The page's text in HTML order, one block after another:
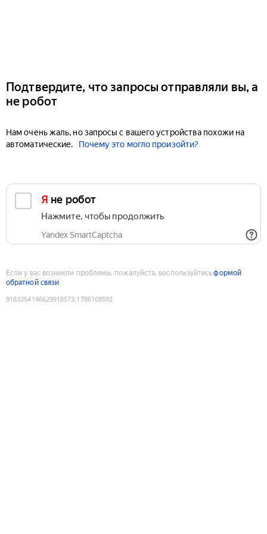
Подтвердите, что запросы отправляли вы, а
не робот
Нам очень жаль, но запросы с вашего устройства похожи на
автоматические.
Почему это могло произойти?
Я не робот
Нажмите, чтобы продолжить
Yandex SmartCaptcha
Если у вас возникли проблемы, пожалуйста, воспользуйтесьформой
обратной связи
9183254146629918573:1786108592